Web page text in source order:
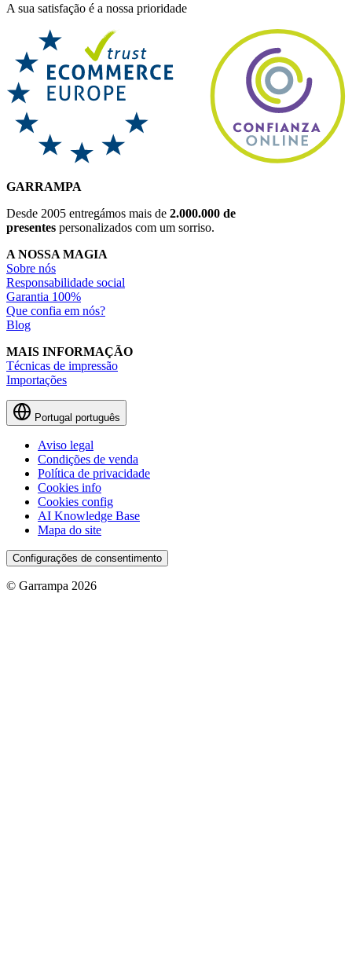
A sua satisfação é a nossa prioridade
GARRAMPA
Desde 2005 entregámos mais de 2.000.000 de
presentes personalizados com um sorriso.
A NOSSA MAGIA
Sobre nós
Responsabilidade social
Garantia 100%
Que confia em nós?
Blog
MAIS INFORMAÇÃO
Técnicas de impressão
Importações
Portugal português
Aviso legal
Condições de venda
Política de privacidade
Cookies info
Cookies config
AI Knowledge Base
Mapa do site
Configurações de consentimento
© Garrampa 2026